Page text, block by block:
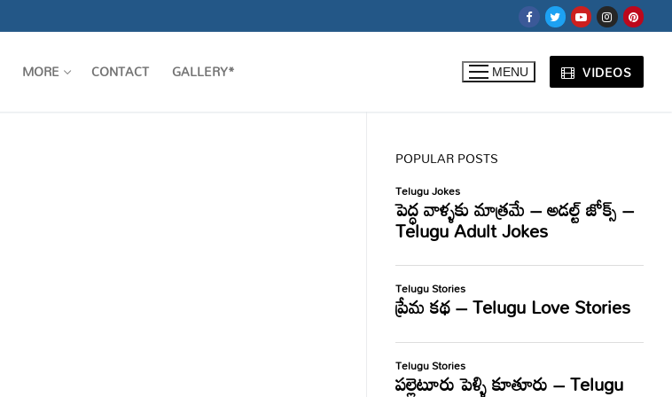
MORE CONTACT GALLERY* MENU VIDEOS
POPULAR POSTS